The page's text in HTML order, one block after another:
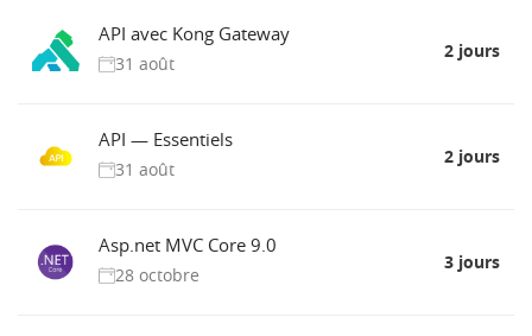
API avec Kong Gateway
31 août
2 jours
API — Essentiels
31 août
2 jours
Asp.net MVC Core 9.0
28 octobre
3 jours